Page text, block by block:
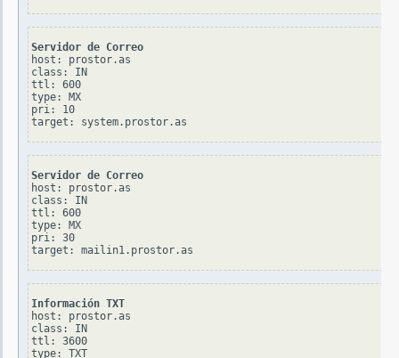
Servidor de Correo
host: prostor.as
class: IN
ttl: 600
type: MX
pri: 10
Servidor de Correo
host: prostor.as
class: IN
ttl: 600
type: MX
pri: 30
Información TXT
host: prostor.as
class: IN
ttl: 3600
type: TXT